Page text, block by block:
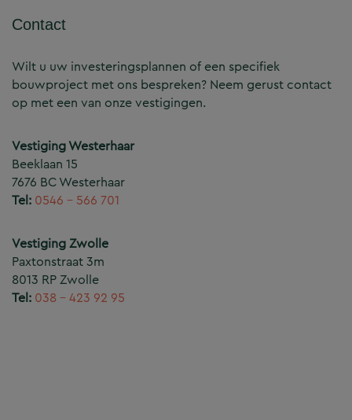
Contact
Wilt u uw investeringsplannen of een specifiek
bouwproject met ons bespreken? Neem gerust contact
op met een van onze vestigingen.
Vestiging Westerhaar
Beeklaan 15
7676 BC Westerhaar
Tel: 0546 – 566 701
Vestiging Zwolle
Paxtonstraat 3m
8013 RP Zwolle
Tel: 038 – 423 92 95